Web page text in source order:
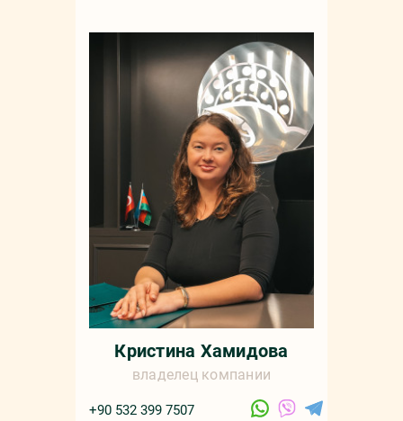
Кристина Хамидова
владелец компании
+90 532 399 7507